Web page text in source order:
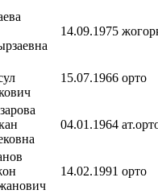
14.09.1975
15.07.1966 орто
04.01.1964
14.02.1991 орто